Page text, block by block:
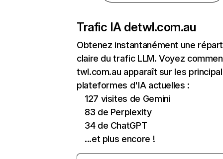
Trafic IA detwl.com.au
Obtenez instantanément une
claire du trafic LLM. Voyez
twl.com.au apparaît sur les
plateformes d'IA actuelles :
127 visites de Gemini
83 de Perplexity
34 de ChatGPT
...et plus encore !